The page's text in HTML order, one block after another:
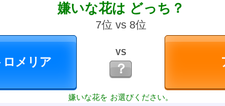
嫌いな花は どっち？
7位 vs 8位
VS
？
嫌いな花を お選びください。